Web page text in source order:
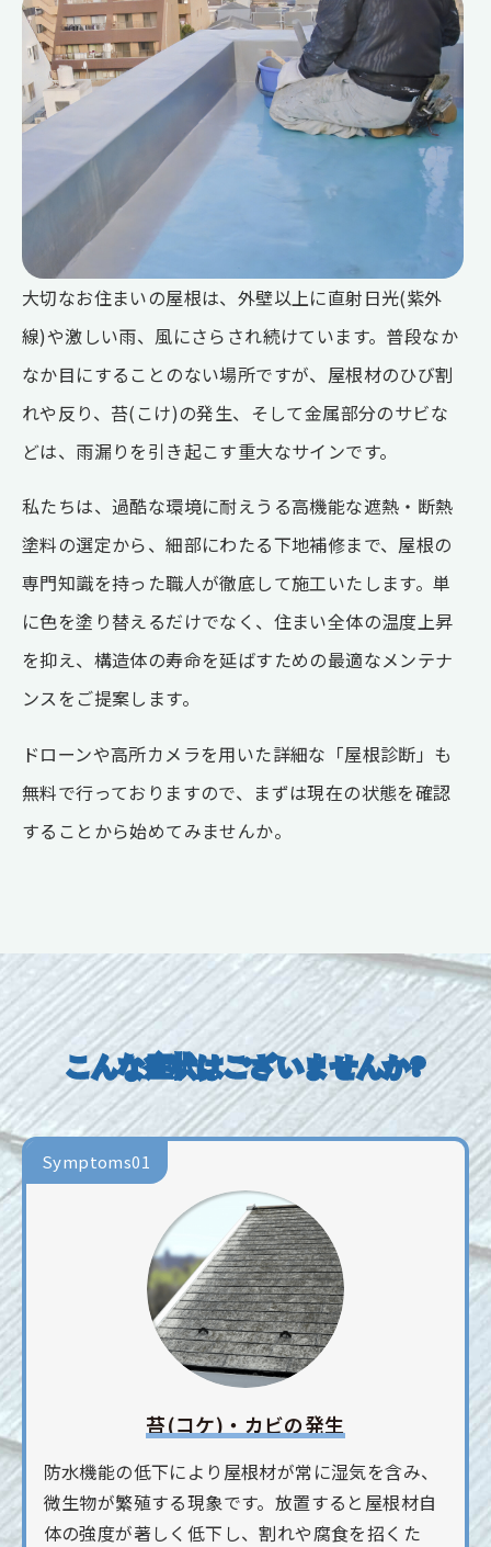
大切なお住まいの屋根は、外壁以上に直射日光(紫外
線)や激しい雨、風にさらされ続けています。普段なか
なか目にすることのない場所ですが、屋根材のひび割
れや反り、苔(こけ)の発生、そして金属部分のサビな
どは、雨漏りを引き起こす重大なサインです。
私たちは、過酷な環境に耐えうる高機能な遮熱・断熱
塗料の選定から、細部にわたる下地補修まで、屋根の
専門知識を持った職人が徹底して施工いたします。単
に色を塗り替えるだけでなく、住まい全体の温度上昇
を抑え、構造体の寿命を延ばすための最適なメンテナ
ンスをご提案します。
ドローンや高所カメラを用いた詳細な「屋根診断」も
無料で行っておりますので、まずは現在の状態を確認
することから始めてみませんか。
こんな症状はございませんか?
Symptoms01
苔(コケ)・カビの発生
防水機能の低下により屋根材が常に湿気を含み、
微生物が繁殖する現象です。放置すると屋根材自
体の強度が著しく低下し、割れや腐食を招くた